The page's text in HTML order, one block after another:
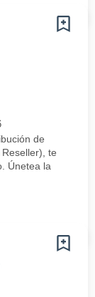
de
te
Únetea la